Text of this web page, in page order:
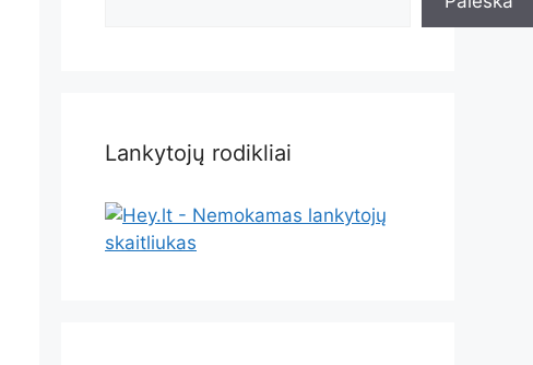
Lankytojų rodikliai